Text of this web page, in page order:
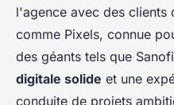
l'agence avec des clients
comme Pixels, connue
des géants tels que
digitale solide et une
conduite de projets